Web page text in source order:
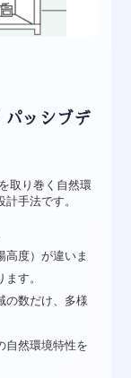
パッシブデ
取り巻く自然環
手法です。
高度）が違いま
す。
の数だけ、多様
自然環境特性を